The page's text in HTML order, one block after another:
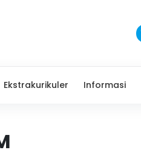
Ekstrakurikuler Informasi